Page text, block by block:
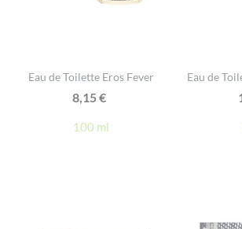
Eau de Toilette Eros Fever
8,15€
100 ml
Eau de